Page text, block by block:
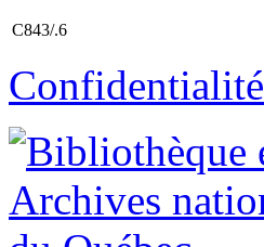
C843/.6
Confidentialité